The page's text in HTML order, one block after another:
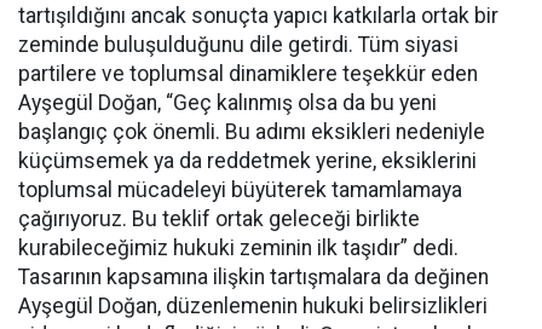
tartışıldığını ancak sonuçta yapıcı katkılarla ortak bir
zeminde buluşulduğunu dile getirdi. Tüm siyasi
partilere ve toplumsal dinamiklere teşekkür eden
Ayşegül Doğan, “Geç kalınmış olsa da bu yeni
başlangıç çok önemli. Bu adımı eksikleri nedeniyle
küçümsemek ya da reddetmek yerine, eksiklerini
toplumsal mücadeleyi büyüterek tamamlamaya
çağırıyoruz. Bu teklif ortak geleceği birlikte
kurabileceğimiz hukuki zeminin ilk taşıdır” dedi.
Tasarının kapsamına ilişkin tartışmalara da değinen
Ayşegül Doğan, düzenlemenin hukuki belirsizlikleri